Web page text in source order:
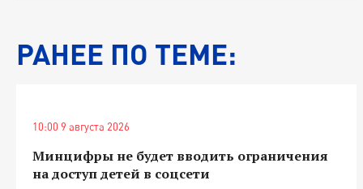
РАНЕЕ ПО ТЕМЕ:
10:00 9 августа 2026
Минцифры не будет вводить ограничения
на доступ детей в соцсети